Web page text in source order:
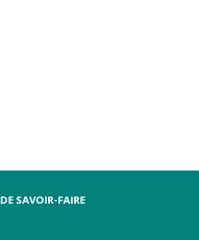
DE SAVOIR-FAIRE